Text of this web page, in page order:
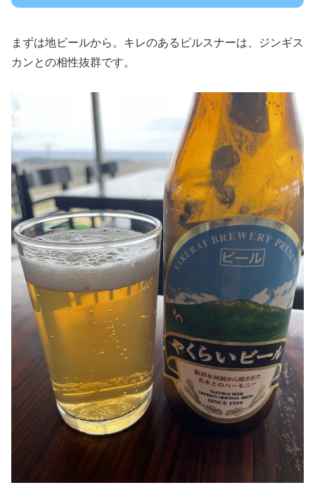
まずは地ビールから。キレのあるピルスナーは、ジンギス
カンとの相性抜群です。